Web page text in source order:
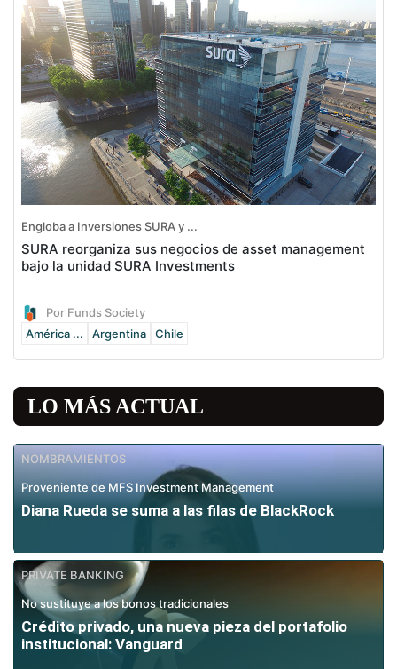
Engloba a Inversiones SURA y ...
SURA reorganiza sus negocios de asset management
bajo la unidad SURA Investments
Por Funds Society
América ...
Argentina Chile
LO MÁS ACTUAL
NOMBRAMIENTOS
Proveniente de MFS Investment Management
Diana Rueda se suma a las filas de BlackRock
PRIVATE BANKING
No sustituye a los bonos tradicionales
Crédito privado, una nueva pieza del portafolio
institucional: Vanguard